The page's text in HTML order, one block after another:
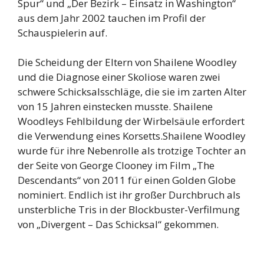
Spur“ und „Der Bezirk – Einsatz in Washington“
aus dem Jahr 2002 tauchen im Profil der
Schauspielerin auf.
Die Scheidung der Eltern von Shailene Woodley
und die Diagnose einer Skoliose waren zwei
schwere Schicksalsschläge, die sie im zarten Alter
von 15 Jahren einstecken musste. Shailene
Woodleys Fehlbildung der Wirbelsäule erfordert
die Verwendung eines Korsetts.Shailene Woodley
wurde für ihre Nebenrolle als trotzige Tochter an
der Seite von George Clooney im Film „The
Descendants“ von 2011 für einen Golden Globe
nominiert. Endlich ist ihr großer Durchbruch als
unsterbliche Tris in der Blockbuster-Verfilmung
von „Divergent – Das Schicksal“ gekommen.